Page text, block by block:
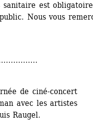
sanitaire est
Nous vous
de ciné-concert
avec les artistes
Raugel.